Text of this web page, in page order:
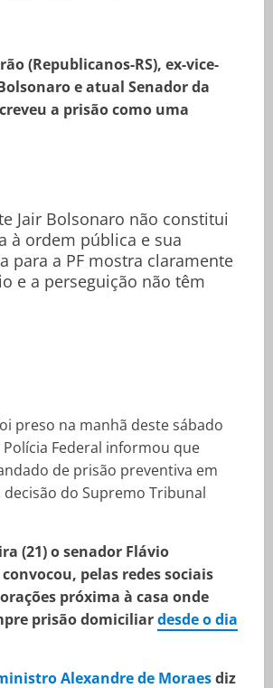
(Republicanos-RS), ex-vice-
e atual Senador da
a prisão como uma
Jair Bolsonaro não constitui
à ordem pública e sua
para a PF mostra claramente
e a perseguição não têm
preso na manhã deste sábado
Polícia Federal informou que
de prisão preventiva em
do Supremo Tribunal
(21) o senador Flávio
pelas redes sociais
próxima à casa onde
prisão domiciliardesde o dia
Alexandre de Moraesdiz